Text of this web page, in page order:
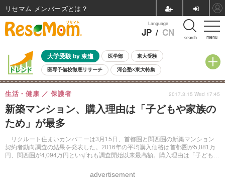
menu
Language
JP / CN search
大学受験 by 東進 医学部 東大受験
医専予備校徹底リサーチ 河合塾×東大特集
親子で考える大学選び 高校受験 中学受験 小学校受験
共通テスト 夏休み
8月開催イベント・WS 全国公立高校 過去問 人気記事
自由研究教材（小学生向け）
新築マンション、購入理由は「子どもや家族の
ため」が最多
リクルート住まいカンパニーは3月15日、首都圏と関西圏の新築マンション
契約者動向調査の結果を発表した。2016年の平均購入価格は首都圏が5,081万
円、関西圏が4,094万円といずれも調査開始以来最高額。購入理由は「子どもや
生活・健康 保護者
advertisement
2017.3.15 Wed 17:45
リセマム メンバーズ